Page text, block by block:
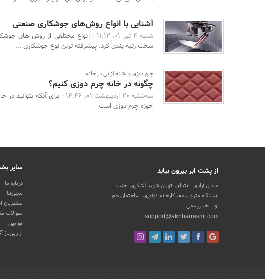
آشنایی با انواع روش‌های جوشکاری صنعتی
شنبه 4 تیر 01، 11:12 -
انواع مختلفی از روش های
سخت رتبه بندی کرد. پیشرفته ترین نوع جوشکاری ...
چرم دوزی و اشتغالزایی در خانه
چگونه در خانه چرم دوزی کنیم؟
سه‌شنبه 20 اردیبهشت 01، 14:46 -
برای آنکه بتوانید در
حوزه چرم دوزی است
از پشت ابر بیرون بیاید
میدان آزادی، ابتدای اتوبان شهید لشکری، جنب
ایستگاه مترو بیمه، کارخانه نوآوری، ساختمان هم
آوا، اخباررسمی
support@akhbarrasmi.com
سایر
درباره ما
مجوزها
مشتریان
سوالات
قوانین
از